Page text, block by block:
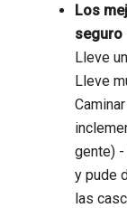
Los
seguro
Lleve
Lleve
gente) -
y pude
las